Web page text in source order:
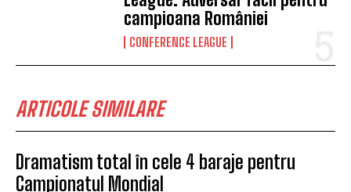
campioana României
CONFERENCE LEAGUE
ARTICOLE SIMILARE
Dramatism total în cele 4 baraje pentru
Campionatul Mondial